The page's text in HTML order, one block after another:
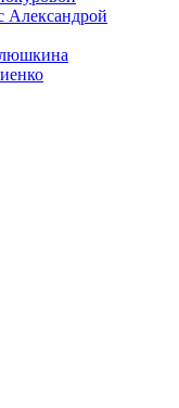
Александрой